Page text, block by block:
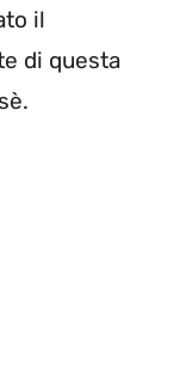
il
di questa